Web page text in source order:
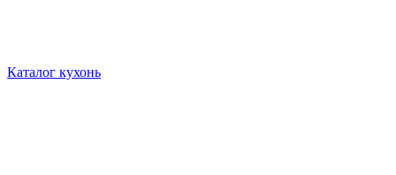
Каталог кухонь